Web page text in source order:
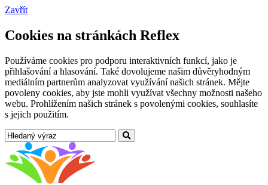
Zavřít
Cookies na stránkách Reflex
Používáme cookies pro podporu interaktivních funkcí, jako je
přihlašování a hlasování. Také dovolujeme našim důvěryhodným
mediálním partnerům analyzovat využívání našich stránek. Mějte
povoleny cookies, aby jste mohli využívat všechny možnosti našeho
webu. Prohlížením našich stránek s povolenými cookies, souhlasíte
s jejich použitím.